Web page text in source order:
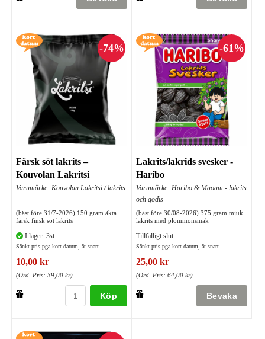
Färsk söt lakrits –
Kouvolan Lakritsi
Varumärke: Kouvolan Lakritsi / lakrits
(bäst före 31/7-2026) 150 gram äkta
färsk finsk söt lakrits
I lager: 3st
Sänkt pris pga kort datum, ät snart
10,00 kr
(Ord. Pris: 39,00 kr)
Köp
Lakrits/lakrids svesker -
Haribo
Varumärke: Haribo & Maoam - lakrits
och godis
(bäst före 30/08-2026) 375 gram mjuk
lakrits med plommonsmak
Tillfälligt slut
Sänkt pris pga kort datum, ät snart
25,00 kr
(Ord. Pris: 64,00 kr)